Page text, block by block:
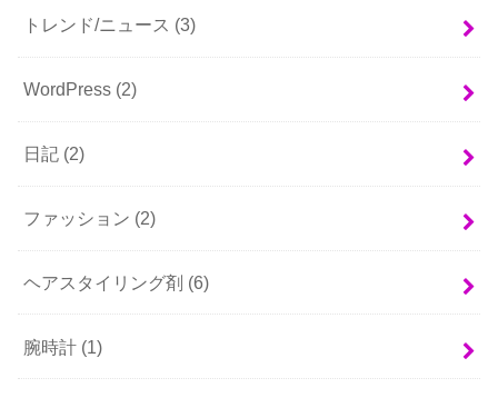
トレンド/ニュース (3)
WordPress (2)
日記 (2)
ファッション (2)
ヘアスタイリング剤 (6)
腕時計 (1)